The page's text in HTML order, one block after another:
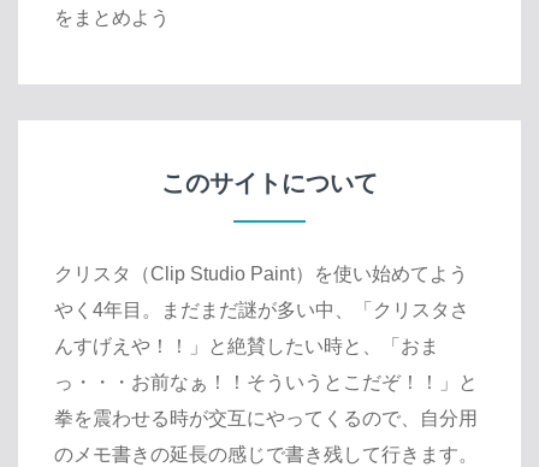
をまとめよう
このサイトについて
クリスタ（Clip Studio Paint）を使い始めてよう
やく4年目。まだまだ謎が多い中、「クリスタさ
んすげえや！！」と絶賛したい時と、「おま
っ・・・お前なぁ！！そういうとこだぞ！！」と
拳を震わせる時が交互にやってくるので、自分用
のメモ書きの延長の感じで書き残して行きます。